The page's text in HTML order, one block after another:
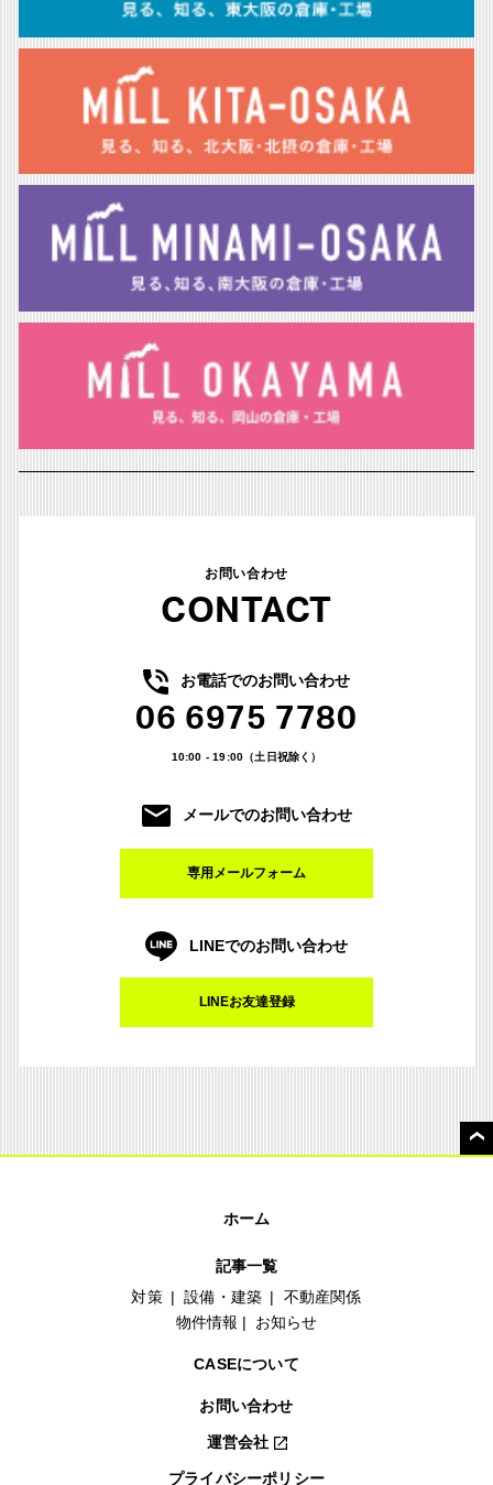
お問い合わせ
CONTACT
お電話でのお問い合わせ
06 6975 7780
10:00 - 19:00（土日祝除く）
メールでのお問い合わせ
専用メールフォーム
LINEでのお問い合わせ
LINEお友達登録
ホーム
記事一覧
対策
設備・建築
不動産関係
物件情報
お知らせ
CASEについて
お問い合わせ
運営会社
プライバシーポリシー